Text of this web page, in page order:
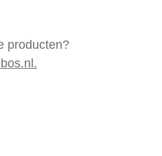
producten?